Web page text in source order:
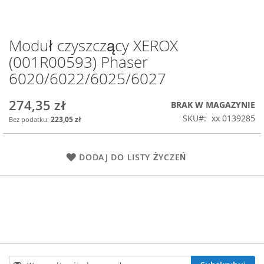
Przejdź
na
początek
galerii
Moduł czyszczący XEROX
(001R00593) Phaser
6020/6022/6025/6027
274,35 zł
223,05 zł
BRAK W MAGAZYNIE
SKU
xx 0139285
DODAJ DO LISTY ŻYCZEŃ
Subskrybuj